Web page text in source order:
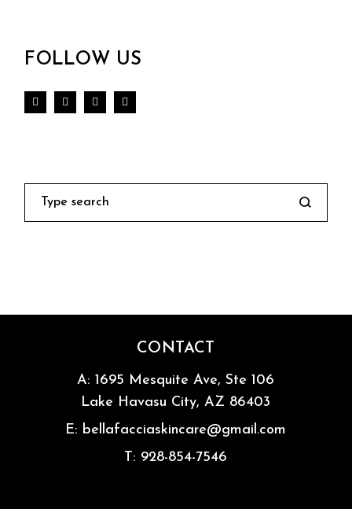
FOLLOW US
Search
CONTACT
A:1695 Mesquite Ave, Ste 106
Lake Havasu City, AZ 86403
E: bellafacciaskincare@gmail.com
T: 928-854-7546